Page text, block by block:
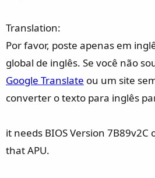
Translation:
Por favor, poste apenas em
global de inglês. Se você não
Google Translate ou um site
converter o texto para inglês
it needs BIOS Version
that APU.